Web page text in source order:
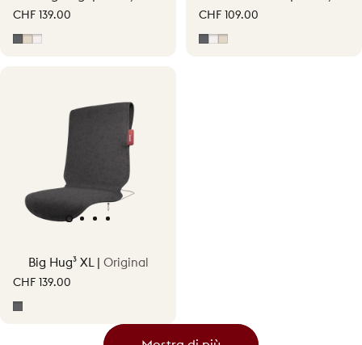
CHF 139.00
Grigio
Soft Beige
Off-White
CHF 109.00
Grigio
Off-White
Big Hug³ XL | Original
CHF 139.00